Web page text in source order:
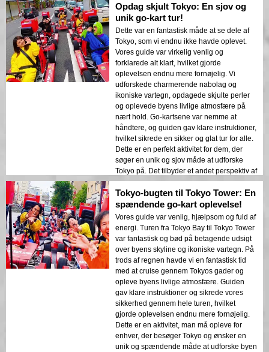
og en sjov atmosfære gjorde dette til et
absolut højdepunkt på vores rejse. Vi
anbefaler varmt denne oplevelse til alle,
der søger et uforglemmeligt eventyr i Tokyo.
Den livlige energi i byen kombineret med
spændingen ved karting gjorde dette til en
virkelig unik og mindeværdig oplevelse. Vi
kommer helt sikkert tilbage!
Opdag skjult Tokyo: En sjov og
unik go-kart tur!
Dette var en fantastisk måde at se dele af
Tokyo, som vi endnu ikke havde oplevet.
Vores guide var virkelig venlig og
forklarede alt klart, hvilket gjorde
oplevelsen endnu mere fornøjelig. Vi
udforskede charmerende nabolag og
ikoniske vartegn, opdagede skjulte perler
og oplevede byens livlige atmosfære på
nært hold. Go-kartsene var nemme at
håndtere, og guiden gav klare instruktioner,
hvilket sikrede en sikker og glat tur for alle.
Dette er en perfekt aktivitet for dem, der
søger en unik og sjov måde at udforske
Tokyo på. Det tilbyder et andet perspektiv af
byen, så du kan opdage skjulte perler og
opleve den lokale kultur. Vi anbefaler varmt
denne tur til alle, der søger et
uforglemmeligt Tokyo-eventyr.
Kombinationen af ekspertvejledning,
betagende udsigt og spændende karting
gjorde dette til et absolut højdepunkt på
vores rejse. Det er et must-do for alle, der
søger et unikt og spændende eventyr i
Tokyo.
Tokyo-bugten til Tokyo Tower: En
spændende go-kart oplevelse!
Vores guide var venlig, hjælpsom og fuld af
energi. Turen fra Tokyo Bay til Tokyo Tower
var fantastisk og bød på betagende udsigt
over byens skyline og ikoniske vartegn. På
trods af regnen havde vi en fantastisk tid
med at cruise gennem Tokyos gader og
opleve byens livlige atmosfære. Guiden
gav klare instruktioner og sikrede vores
sikkerhed gennem hele turen, hvilket
gjorde oplevelsen endnu mere fornøjelig.
Dette er en aktivitet, man må opleve for
enhver, der besøger Tokyo og ønsker en
unik og spændende måde at udforske byen